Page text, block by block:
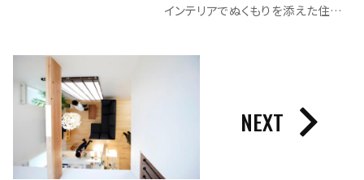
インテリアでぬくもりを添えた住まい
NEXT